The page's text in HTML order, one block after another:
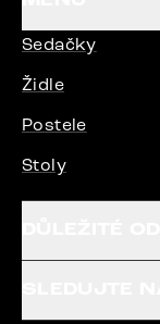
Sedačky
Židle
Postele
Stoly